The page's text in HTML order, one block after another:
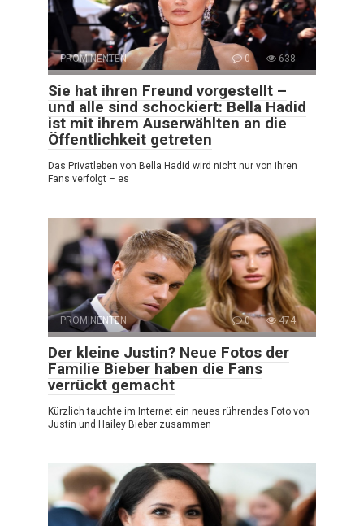
PROMINENTEN 0 638
Sie hat ihren Freund vorgestellt –
und alle sind schockiert: Bella Hadid
ist mit ihrem Auserwählten an die
Öffentlichkeit getreten
Das Privatleben von Bella Hadid wird nicht nur von ihren
Fans verfolgt – es
PROMINENTEN 0 474
Der kleine Justin? Neue Fotos der
Familie Bieber haben die Fans
verrückt gemacht
Kürzlich tauchte im Internet ein neues rührendes Foto von
Justin und Hailey Bieber zusammen